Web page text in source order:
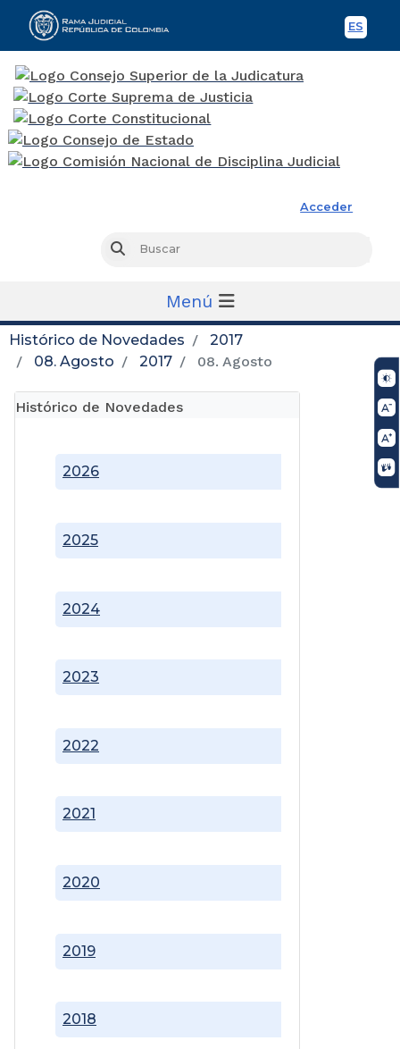
ES
Acceder
Buscar
Menú
Histórico de Novedades
2017
08. Agosto
2017 08. Agosto
Histórico de Novedades
2018
2019
2020
2021
2022
2023
2024
2025
2026